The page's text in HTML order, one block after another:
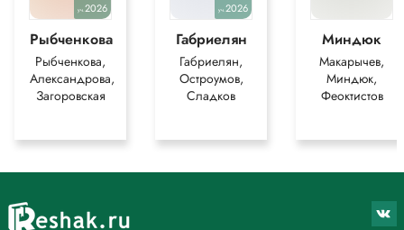
уч.2026
Рыбченкова
Рыбченкова,
Александрова,
Загоровская
уч.2026
Габриелян
Габриелян,
Остроумов,
Сладков
Миндюк
Макарычев,
Миндюк,
Феоктистов